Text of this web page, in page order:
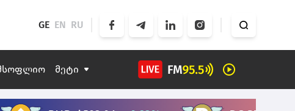
GE EN RU
მეტი